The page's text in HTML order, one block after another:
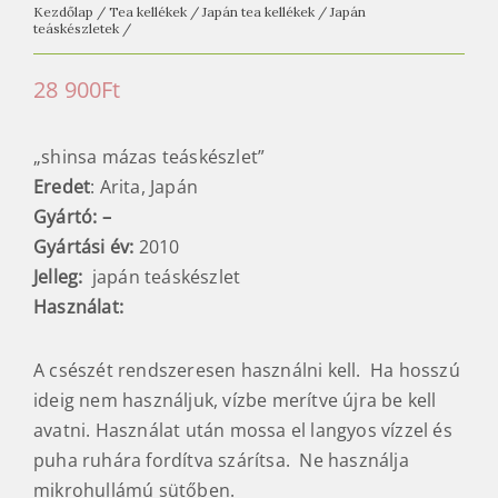
Kezdőlap / Tea kellékek / Japán tea kellékek / Japán
teáskészletek /
28 900Ft
„shinsa mázas teáskészlet”
Eredet: Arita, Japán
Gyártó: –
Gyártási év: 2010
Jelleg: japán teáskészlet
Használat:
A csészét rendszeresen használni kell. Ha hosszú
ideig nem használjuk, vízbe merítve újra be kell
avatni. Használat után mossa el langyos vízzel és
puha ruhára fordítva szárítsa. Ne használja
mikrohullámú sütőben.